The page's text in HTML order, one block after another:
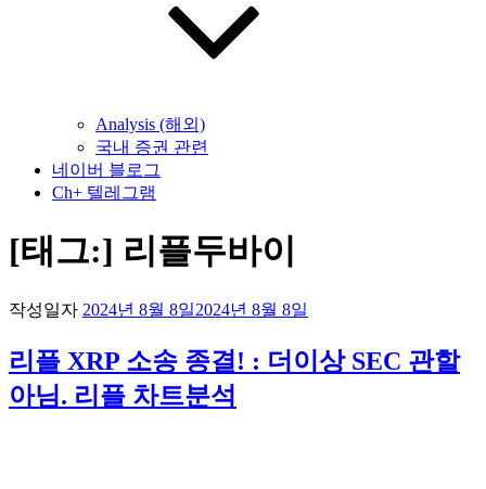
Analysis (해외)
국내 증권 관련
네이버 블로그
Ch+ 텔레그램
[태그:] 리플두바이
작성일자 2024년 8월 8일2024년 8월 8일
리플 XRP 소송 종결! : 더이상 SEC 관할
아님. 리플 차트분석